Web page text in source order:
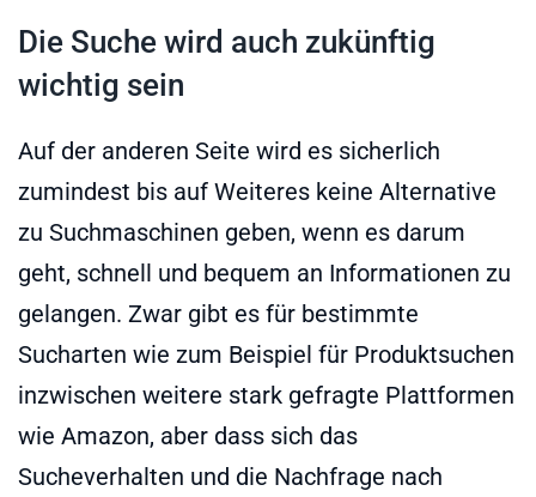
Die Suche wird auch zukünftig
wichtig sein
Auf der anderen Seite wird es sicherlich
zumindest bis auf Weiteres keine Alternative
zu Suchmaschinen geben, wenn es darum
geht, schnell und bequem an Informationen zu
gelangen. Zwar gibt es für bestimmte
Sucharten wie zum Beispiel für Produktsuchen
inzwischen weitere stark gefragte Plattformen
wie Amazon, aber dass sich das
Sucheverhalten und die Nachfrage nach